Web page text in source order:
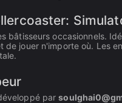
bâtisseurs occasionnels.
de jouer n'importe où. Les
par